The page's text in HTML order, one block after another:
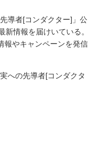
導者[コンダクター]」公
情報を届けいている。
報やキャンペーンを発信
への先導者[コンダクタ